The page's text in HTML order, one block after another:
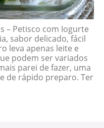
– Petisco com Iogurte
sabor delicado, fácil
leva apenas leite e
podem ser variados
parei de fazer, uma
de rápido preparo. Ter